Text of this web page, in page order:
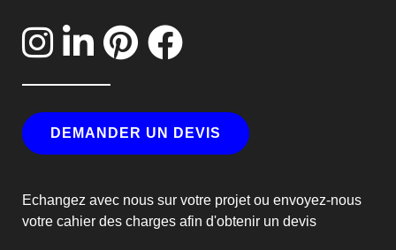
DEMANDER UN DEVIS
Echangez avec nous sur votre projet ou envoyez-nous
votre cahier des charges afin d'obtenir un devis